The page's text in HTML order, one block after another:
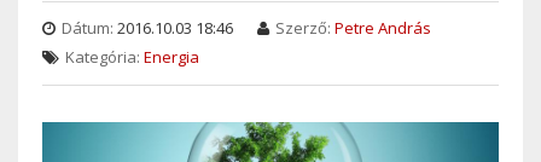
Dátum: 2016.10.03 18:46 Szerző: Petre András
Kategória: Energia